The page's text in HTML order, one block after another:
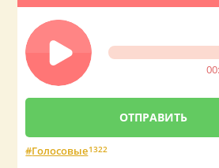
Голосовые1322